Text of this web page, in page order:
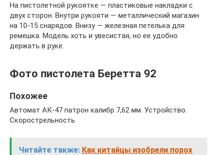
На пистолетной рукоятке — пластиковые накладки с
двух сторон. Внутри рукояти — металлический магазин
на 10-15 снарядов. Внизу — железная петелька для
ремешка. Модель хоть и увесистая, но ее удобно
держать в руке.
Фото пистолета Беретта 92
Похожее
Автомат АК-47 патрон калибр 7,62 мм. Устройство.
Скорострельность
Читайте также: Как китайцы изобрели порох